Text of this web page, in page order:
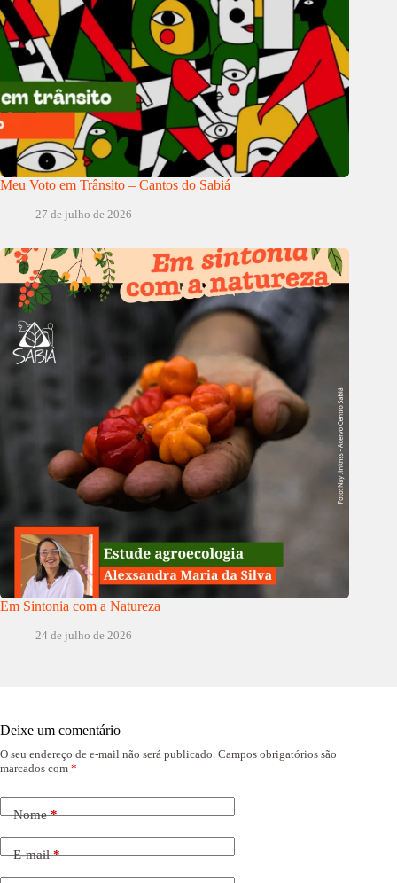
Meu Voto em Trânsito – Cantos do Sabiá
27 de julho de 2026
Em Sintonia com a Natureza
24 de julho de 2026
Deixe um comentário
O seu endereço de e-mail não será publicado. Campos obrigatórios são
marcados com *
Nome*
E-mail*